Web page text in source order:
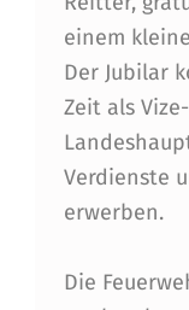
E
R
D
I
N
N
einem
Der Jubilar
Zeit als
Verdienste
erwerben.
Die